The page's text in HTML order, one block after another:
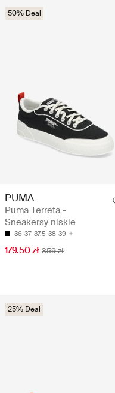
50% Deal
PUMA
Puma Terreta -
Sneakersy niskie
36 37 37.5 38 39
179.50 zł 359 zł
25% Deal